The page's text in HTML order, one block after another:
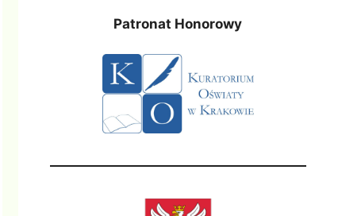
Patronat Honorowy